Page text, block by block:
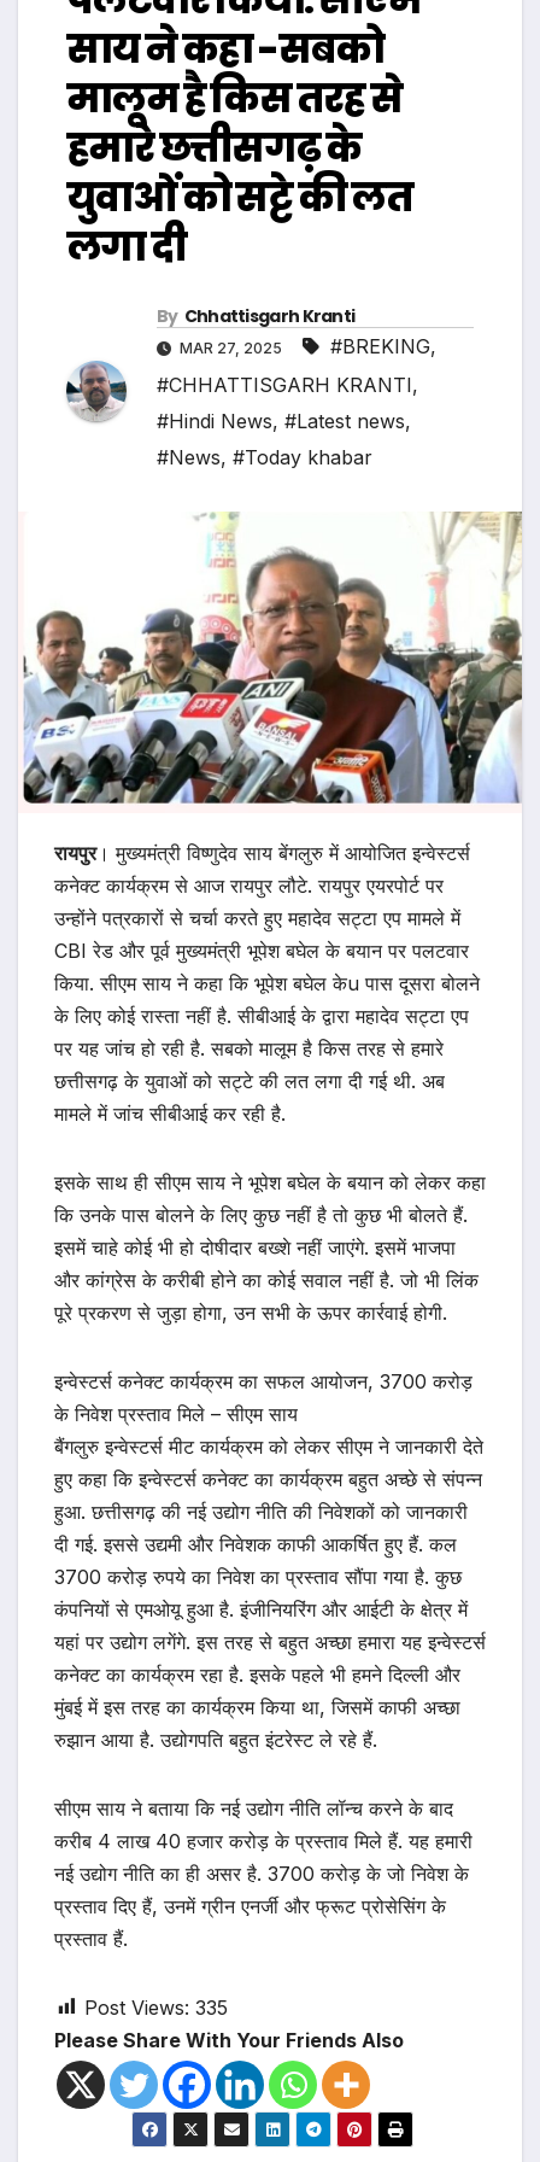
साय ने कहा -सबको
मालूम है किस तरह से
हमारे छत्तीसगढ़ के
युवाओं को सट्टे की लत
लगा दी
By Chhattisgarh Kranti
MAR 27, 2025 #BREKING,
#CHHATTISGARH KRANTI,
#Hindi News, #Latest news,
#News, #Today khabar
रायपुर। मुख्यमंत्री विष्णुदेव साय बेंगलुरु में आयोजित इन्वेस्टर्स
कनेक्ट कार्यक्रम से आज रायपुर लौटे. रायपुर एयरपोर्ट पर
उन्होंने पत्रकारों से चर्चा करते हुए महादेव सट्टा एप मामले में
CBI रेड और पूर्व मुख्यमंत्री भूपेश बघेल के बयान पर पलटवार
किया. सीएम साय ने कहा कि भूपेश बघेल केu पास दूसरा बोलने
के लिए कोई रास्ता नहीं है. सीबीआई के द्वारा महादेव सट्टा एप
पर यह जांच हो रही है. सबको मालूम है किस तरह से हमारे
छत्तीसगढ़ के युवाओं को सट्टे की लत लगा दी गई थी. अब
मामले में जांच सीबीआई कर रही है.
इसके साथ ही सीएम साय ने भूपेश बघेल के बयान को लेकर कहा
कि उनके पास बोलने के लिए कुछ नहीं है तो कुछ भी बोलते हैं.
इसमें चाहे कोई भी हो दोषीदार बख्शे नहीं जाएंगे. इसमें भाजपा
और कांग्रेस के करीबी होने का कोई सवाल नहीं है. जो भी लिंक
पूरे प्रकरण से जुड़ा होगा, उन सभी के ऊपर कार्रवाई होगी.
इन्वेस्टर्स कनेक्ट कार्यक्रम का सफल आयोजन, 3700 करोड़
के निवेश प्रस्ताव मिले – सीएम साय
बैंगलुरु इन्वेस्टर्स मीट कार्यक्रम को लेकर सीएम ने जानकारी देते
हुए कहा कि इन्वेस्टर्स कनेक्ट का कार्यक्रम बहुत अच्छे से संपन्न
हुआ. छत्तीसगढ़ की नई उद्योग नीति की निवेशकों को जानकारी
दी गई. इससे उद्यमी और निवेशक काफी आकर्षित हुए हैं. कल
3700 करोड़ रुपये का निवेश का प्रस्ताव सौंपा गया है. कुछ
कंपनियों से एमओयू हुआ है. इंजीनियरिंग और आईटी के क्षेत्र में
यहां पर उद्योग लगेंगे. इस तरह से बहुत अच्छा हमारा यह इन्वेस्टर्स
कनेक्ट का कार्यक्रम रहा है. इसके पहले भी हमने दिल्ली और
मुंबई में इस तरह का कार्यक्रम किया था, जिसमें काफी अच्छा
रुझान आया है. उद्योगपति बहुत इंटरेस्ट ले रहे हैं.
सीएम साय ने बताया कि नई उद्योग नीति लॉन्च करने के बाद
करीब 4 लाख 40 हजार करोड़ के प्रस्ताव मिले हैं. यह हमारी
नई उद्योग नीति का ही असर है. 3700 करोड़ के जो निवेश के
प्रस्ताव दिए हैं, उनमें ग्रीन एनर्जी और फ्रूट प्रोसेसिंग के
प्रस्ताव हैं.
Post Views: 335
Please Share With Your Friends Also